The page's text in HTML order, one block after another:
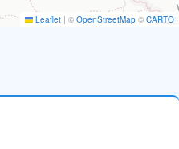
Leaflet | © OpenStreetMap © CARTO